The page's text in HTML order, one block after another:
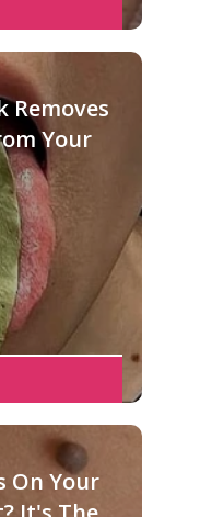
Removes
Your
On Your